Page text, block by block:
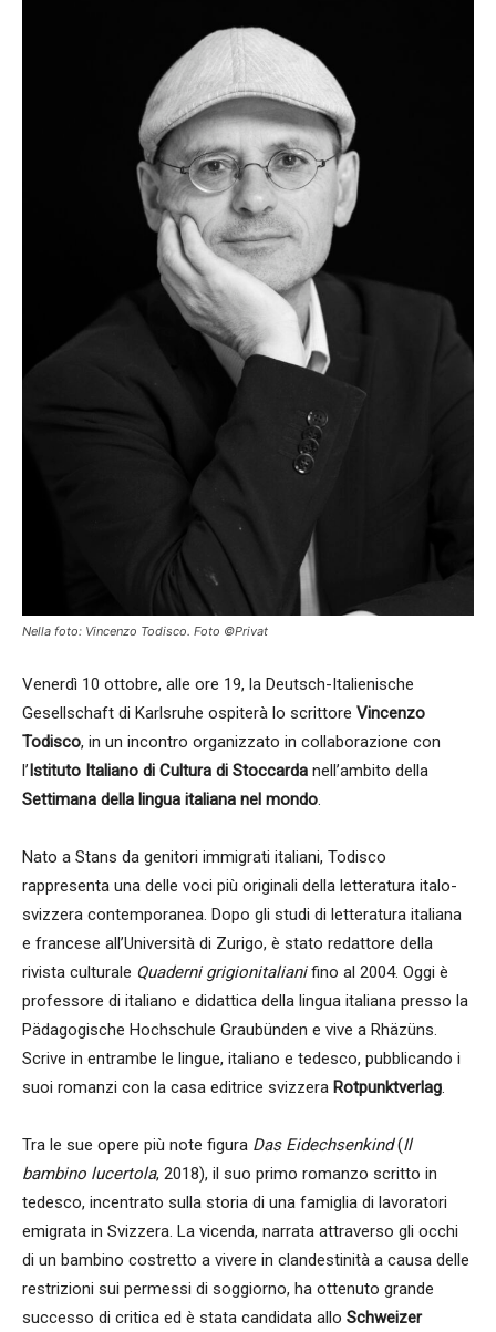
Nella foto: Vincenzo Todisco. Foto ©Privat
Venerdì 10 ottobre, alle ore 19, la Deutsch-Italienische
Gesellschaft di Karlsruhe ospiterà lo scrittore Vincenzo
Todisco, in un incontro organizzato in collaborazione con
l’Istituto Italiano di Cultura di Stoccarda nell’ambito della
Settimana della lingua italiana nel mondo.
Nato a Stans da genitori immigrati italiani, Todisco
rappresenta una delle voci più originali della letteratura italo-
svizzera contemporanea. Dopo gli studi di letteratura italiana
e francese all’Università di Zurigo, è stato redattore della
rivista culturale Quaderni grigionitalianifino al 2004. Oggi è
professore di italiano e didattica della lingua italiana presso la
Pädagogische Hochschule Graubünden e vive a Rhäzüns.
Scrive in entrambe le lingue, italiano e tedesco, pubblicando i
suoi romanzi con la casa editrice svizzera Rotpunktverlag.
Tra le sue opere più note figura Das Eidechsenkind(Il
bambino lucertola, 2018), il suo primo romanzo scritto in
tedesco, incentrato sulla storia di una famiglia di lavoratori
emigrata in Svizzera. La vicenda, narrata attraverso gli occhi
di un bambino costretto a vivere in clandestinità a causa delle
restrizioni sui permessi di soggiorno, ha ottenuto grande
successo di critica ed è stata candidata allo Schweizer